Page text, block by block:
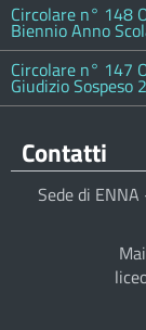
Circolare n° 148
Biennio Anno
Circolare n° 147
Giudizio Sospeso
Contatti
Sede di